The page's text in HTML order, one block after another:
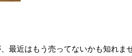
最近はもう売ってないかも知れま